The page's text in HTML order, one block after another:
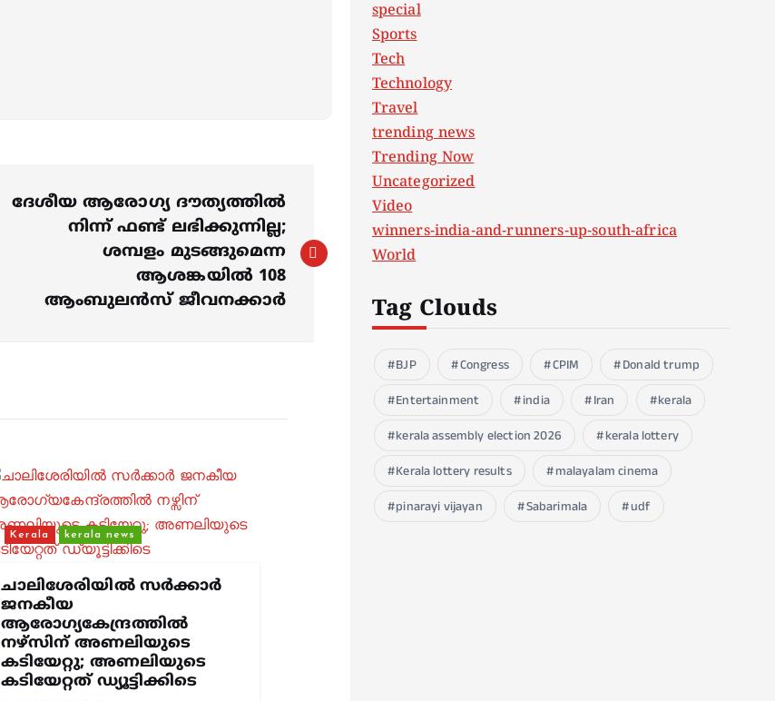
ദേശീയ ആരോഗ്യ ദൗത്യത്തിൽ
നിന്ന് ഫണ്ട് ലഭിക്കുന്നില്ല;
ശമ്പളം മുടങ്ങുമെന്ന
ആശങ്കയിൽ 108
ആംബുലൻസ് ജീവനക്കാർ
Kerala kerala news
ചാലിശേരിയില്‍ സര്‍ക്കാര്‍
ജനകീയ
ആരോഗ്യകേന്ദ്രത്തില്‍
നഴ്സിന് അണലിയുടെ
കടിയേറ്റു; അണലിയുടെ
കടിയേറ്റത് ഡ്യൂട്ടിക്കിടെ
special
Sports
Tech
Technology
Travel
trending news
Trending Now
Uncategorized
Video
winners-india-and-runners-up-south-africa
World
Tag Clouds
BJP Congress CPIM
Donald trump
Entertainment
india Iran
kerala
kerala assembly election 2026
kerala lottery
Kerala lottery results
malayalam cinema
pinarayi vijayan
Sabarimala udf